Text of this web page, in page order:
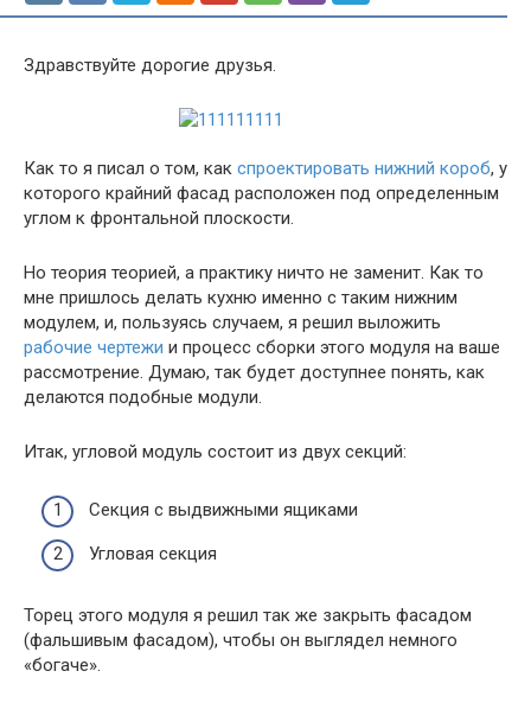
Здравствуйте дорогие друзья.
Как то я писал о том, как спроектировать нижний короб, у
которого крайний фасад расположен под определенным
углом к фронтальной плоскости.
Но теория теорией, а практику ничто не заменит. Как то
мне пришлось делать кухню именно с таким нижним
модулем, и, пользуясь случаем, я решил выложить
рабочие чертежи и процесс сборки этого модуля на ваше
рассмотрение. Думаю, так будет доступнее понять, как
делаются подобные модули.
Итак, угловой модуль состоит из двух секций:
Секция с выдвижными ящиками
Угловая секция
Торец этого модуля я решил так же закрыть фасадом
(фальшивым фасадом), чтобы он выглядел немного
«богаче».